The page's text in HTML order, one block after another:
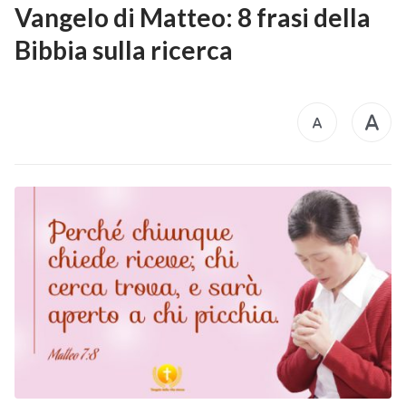
Vangelo di Matteo: 8 frasi della
Bibbia sulla ricerca